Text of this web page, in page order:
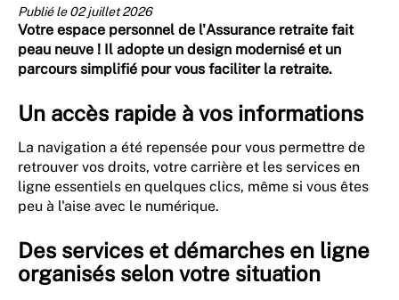
Publié le 02 juillet 2026
Votre espace personnel de l'Assurance retraite fait
peau neuve ! Il adopte un design modernisé et un
parcours simplifié pour vous faciliter la retraite.
Un accès rapide à vos informations
La navigation a été repensée pour vous permettre de
retrouver vos droits, votre carrière et les services en
ligne essentiels en quelques clics, même si vous êtes
peu à l'aise avec le numérique.
Des services et démarches en ligne
organisés selon votre situation